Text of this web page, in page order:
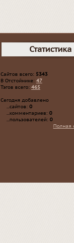
Статистика
Сайтов всего: 5343
В Отстойнике: 47
Тэгов всего: 465
Сегодня добавлено
...сайтов: 0
...комментариев: 0
...пользователей: 0
Полная